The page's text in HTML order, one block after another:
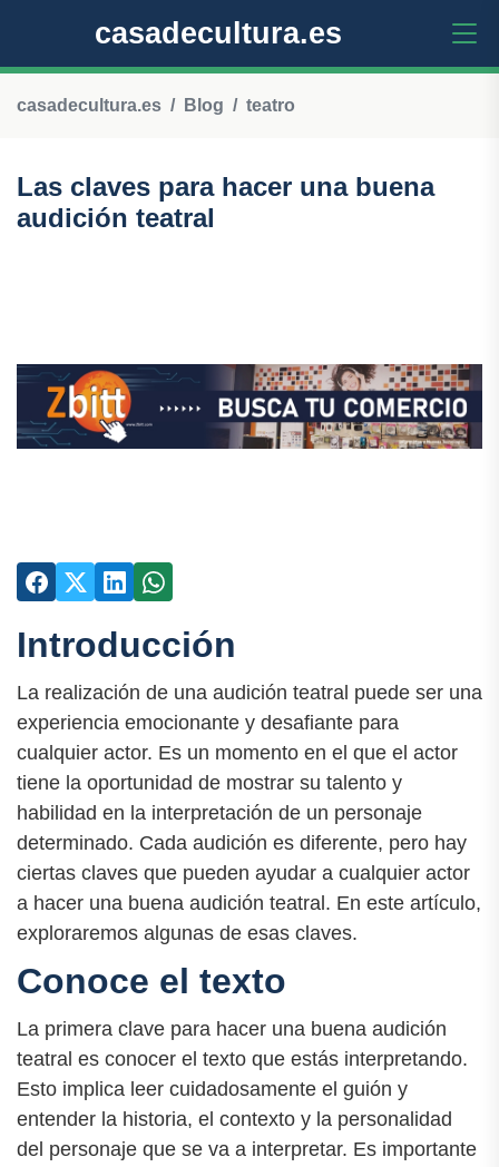
casadecultura.es
casadecultura.es Blog teatro
Las claves para hacer una buena
audición teatral
Introducción
La realización de una audición teatral puede ser una
experiencia emocionante y desafiante para
cualquier actor. Es un momento en el que el actor
tiene la oportunidad de mostrar su talento y
habilidad en la interpretación de un personaje
determinado. Cada audición es diferente, pero hay
ciertas claves que pueden ayudar a cualquier actor
a hacer una buena audición teatral. En este artículo,
exploraremos algunas de esas claves.
Conoce el texto
La primera clave para hacer una buena audición
teatral es conocer el texto que estás interpretando.
Esto implica leer cuidadosamente el guión y
entender la historia, el contexto y la personalidad
del personaje que se va a interpretar. Es importante